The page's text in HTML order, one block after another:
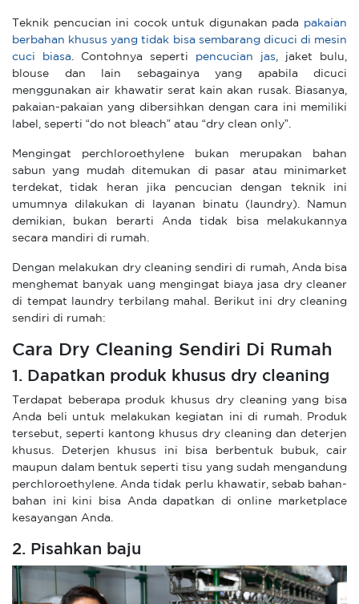
Teknik pencucian ini cocok untuk digunakan pada pakaian
berbahan khusus yang tidak bisa sembarang dicuci di mesin
cuci biasa . Contohnya seperti pencucian jas , jaket bulu,
blouse dan lain sebagainya yang apabila dicuci
menggunakan air khawatir serat kain akan rusak. Biasanya,
pakaian-pakaian yang dibersihkan dengan cara ini memiliki
label, seperti “do not bleach” atau “dry clean only”.
Mengingat perchloroethylene bukan merupakan bahan
sabun yang mudah ditemukan di pasar atau minimarket
terdekat, tidak heran jika pencucian dengan teknik ini
umumnya dilakukan di layanan binatu (laundry). Namun
demikian, bukan berarti Anda tidak bisa melakukannya
secara mandiri di rumah.
Dengan melakukan dry cleaning sendiri di rumah, Anda bisa
menghemat banyak uang mengingat biaya jasa dry cleaner
di tempat laundry terbilang mahal. Berikut ini dry cleaning
sendiri di rumah:
Cara Dry Cleaning Sendiri Di Rumah
1. Dapatkan produk khusus dry cleaning
Terdapat beberapa produk khusus dry cleaning yang bisa
Anda beli untuk melakukan kegiatan ini di rumah. Produk
tersebut, seperti kantong khusus dry cleaning dan deterjen
khusus. Deterjen khusus ini bisa berbentuk bubuk, cair
maupun dalam bentuk seperti tisu yang sudah mengandung
perchloroethylene. Anda tidak perlu khawatir, sebab bahan-
bahan ini kini bisa Anda dapatkan di online marketplace
kesayangan Anda.
2. Pisahkan baju